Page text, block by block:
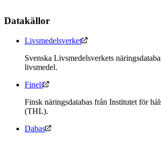
Datakällor
Livsmedelsverket
Svenska Livsmedelsverkets
livsmedel.
Fineli
Finsk näringsdatabas från Institutet för
(THL).
Dabas